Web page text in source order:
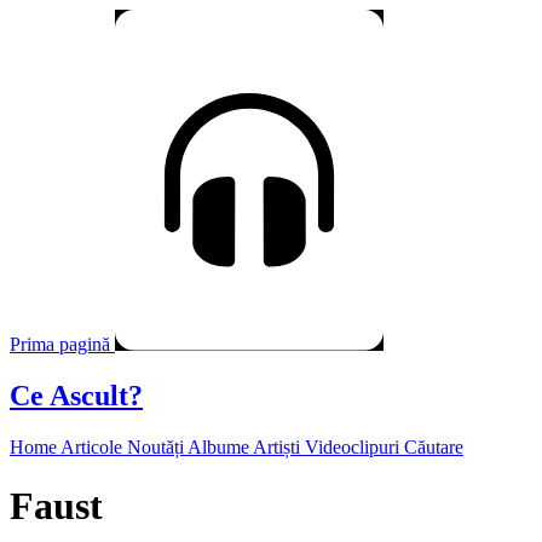
Prima pagină
Ce Ascult?
Home Articole Noutăți Albume Artiști Videoclipuri Căutare
Faust